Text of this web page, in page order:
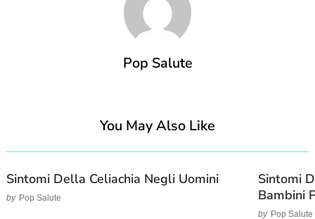
Pop Salute
You May Also Like
Sintomi Della Celiachia Negli Uomini
by Pop Salute
Sintomi
Bambini
by Pop Salute